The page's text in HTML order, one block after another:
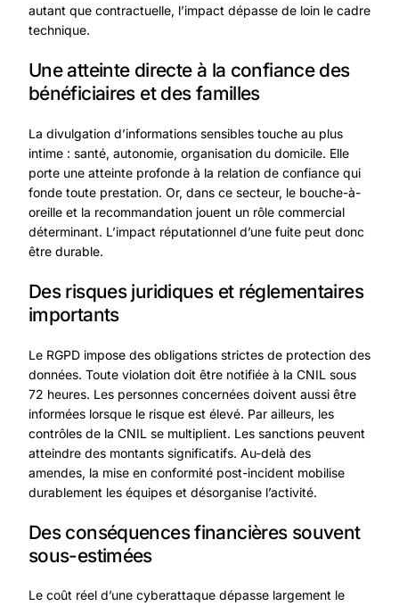
autant que contractuelle, l’impact dépasse de loin le cadre
technique.
Une atteinte directe à la confiance des
bénéficiaires et des familles
La divulgation d’informations sensibles touche au plus
intime : santé, autonomie, organisation du domicile. Elle
porte une atteinte profonde à la relation de confiance qui
fonde toute prestation. Or, dans ce secteur, le bouche-à-
oreille et la recommandation jouent un rôle commercial
déterminant. L’impact réputationnel d’une fuite peut donc
être durable.
Des risques juridiques et réglementaires
importants
Le RGPDimpose des obligations strictes de protection des
données. Toute violation doit être notifiée à la CNIL sous
72 heures. Les personnes concernées doivent aussi être
informées lorsque le risque est élevé. Par ailleurs, les
contrôles de la CNIL se multiplient. Les sanctions peuvent
atteindre des montants significatifs. Au-delà des
amendes, la mise en conformité post-incident mobilise
durablement les équipes et désorganise l’activité.
Des conséquences financières souvent
sous-estimées
Le coût réel d’une cyberattaque dépasse largement le